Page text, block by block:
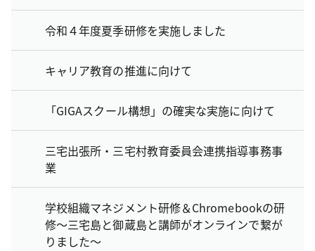
令和４年度夏季研修を実施しました
キャリア教育の推進に向けて
「GIGAスクール構想」の確実な実施に向けて
三宅出張所・三宅村教育委員会連携指導事務事
業
学校組織マネジメント研修＆Chromebookの研
修～三宅島と御蔵島と講師がオンラインで繋が
りました～